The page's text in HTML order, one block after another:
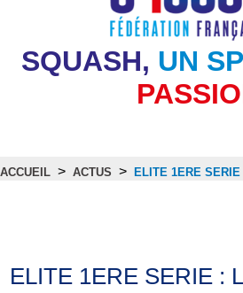
SQUASH, UN
ACCUEIL > ACTUS > ELITE 1ERE
ELITE 1ERE SERIE :